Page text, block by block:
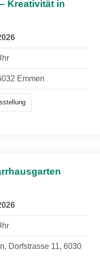
Kreativität in
Emmen
Dorfstrasse 11, 6030